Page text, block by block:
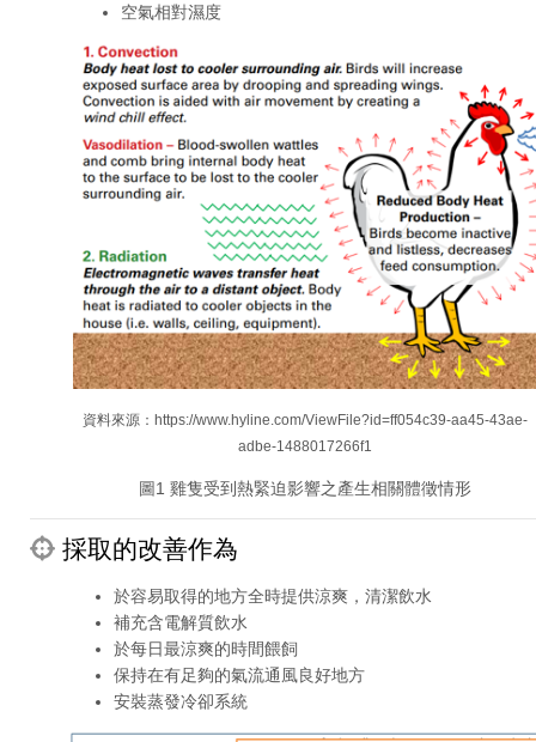
空氣相對濕度
資料來源：https://www.hyline.com/ViewFile?id=ff054c39-aa45-43ae-
adbe-1488017266f1
圖1 雞隻受到熱緊迫影響之產生相關體徵情形
採取的改善作為
於容易取得的地方全時提供涼爽，清潔飲水
補充含電解質飲水
於每日最涼爽的時間餵飼
保持在有足夠的氣流通風良好地方
安裝蒸發冷卻系統